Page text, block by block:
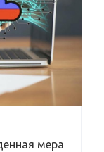
мера